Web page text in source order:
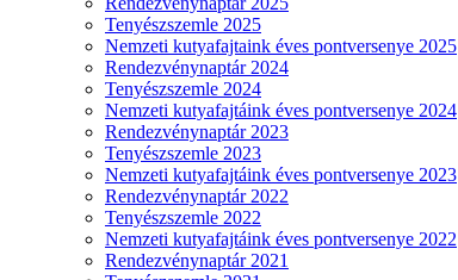
Tenyészszemle 2025
Nemzeti kutyafajtaink éves pontversenye 2025
Rendezvénynaptár 2024
Tenyészszemle 2024
Nemzeti kutyafajtáink éves pontversenye 2024
Rendezvénynaptár 2023
Tenyészszemle 2023
Nemzeti kutyafajtáink éves pontversenye 2023
Rendezvénynaptár 2022
Tenyészszemle 2022
Nemzeti kutyafajtáink éves pontversenye 2022
Rendezvénynaptár 2021